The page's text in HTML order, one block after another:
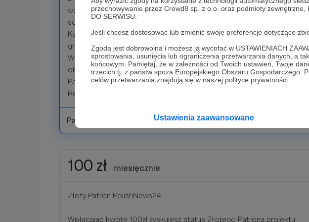
przechowywanie przez Crowd8 sp. z o.o. oraz podmioty
DO SERWISU.
Jeśli chcesz dostosować lub zmienić swoje preferencje dotyczące
Zgoda jest dobrowolna i możesz ją wycofać w USTAWIENIACH
sprostowania, usunięcia lub ograniczenia przetwarzania danych, a
końcowym. Pamiętaj, że w zależności od Twoich ustawień, Twoje
trzecich tj. z państw spoza Europejskiego Obszaru Gospodarczego.
celów przetwarzania znajdują się w naszej polityce prywatności.
Ustawienia zaawansowane
wam za pośrednictwem naszej strony polishnews24.com i profili w
social media.
Każdego kto będzie nas wspierał taką kwotą zaprosimy do zamkniętej
grupy, wyłącznie dla Patronów.
W imieniu naszego całego skromnego zespołu WIELKIE DZIEKI!!! za
okazane wsparcie!
Pozdrawiamy,
Redakcja portalu PolishNews24.com
Patroni: 0
100 zł miesięcznie
Złoty Patron PolishNews24
Wpłacając kwotę 100zl zyskujesz status Złotego Patrona projektu